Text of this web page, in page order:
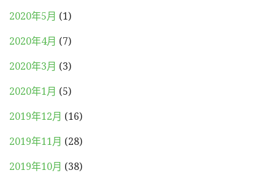
2020年5月 (1)
2020年4月 (7)
2020年3月 (3)
2020年1月 (5)
2019年12月 (16)
2019年11月 (28)
2019年10月 (38)